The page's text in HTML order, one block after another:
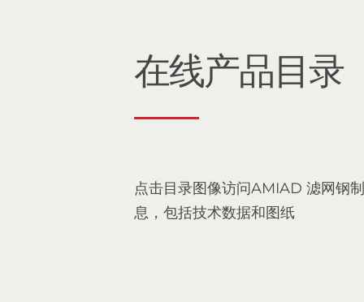
在线产品目录
点击目录图像访问AMIAD 滤网钢
息，包括技术数据和图纸